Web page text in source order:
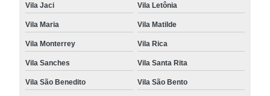
Vila Jaci Vila Letônia
Vila Maria Vila Matilde
Vila Monterrey Vila Rica
Vila Sanches Vila Santa Rita
Vila São Benedito Vila São Bento